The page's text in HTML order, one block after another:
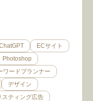
ECサイト
Photoshop
ワードプランナー
デザイン
スティング広告